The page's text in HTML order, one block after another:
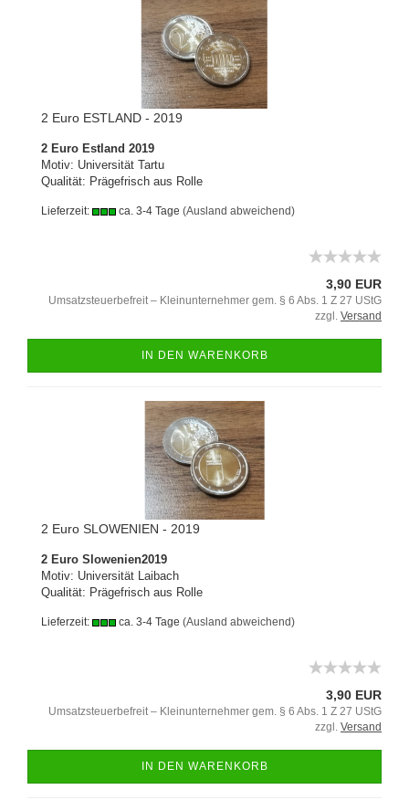
2 Euro ESTLAND - 2019
2 Euro Estland 2019
Motiv: Universität Tartu
Qualität: Prägefrisch aus Rolle
Lieferzeit: ca. 3-4 Tage (Ausland abweichend)
3,90 EUR
Umsatzsteuerbefreit – Kleinunternehmer gem. § 6 Abs. 1 Z 27 UStG
zzgl. Versand
IN DEN WARENKORB
2 Euro SLOWENIEN - 2019
2 Euro Slowenien2019
Motiv: Universität Laibach
Qualität: Prägefrisch aus Rolle
Lieferzeit: ca. 3-4 Tage (Ausland abweichend)
3,90 EUR
Umsatzsteuerbefreit – Kleinunternehmer gem. § 6 Abs. 1 Z 27 UStG
zzgl. Versand
IN DEN WARENKORB